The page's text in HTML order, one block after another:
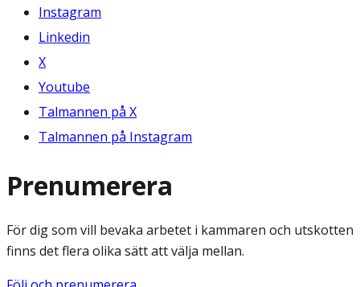
Instagram
Linkedin
X
Youtube
Talmannen på X
Talmannen på Instagram
Prenumerera
För dig som vill bevaka arbetet i kammaren och utskotten
finns det flera olika sätt att välja mellan.